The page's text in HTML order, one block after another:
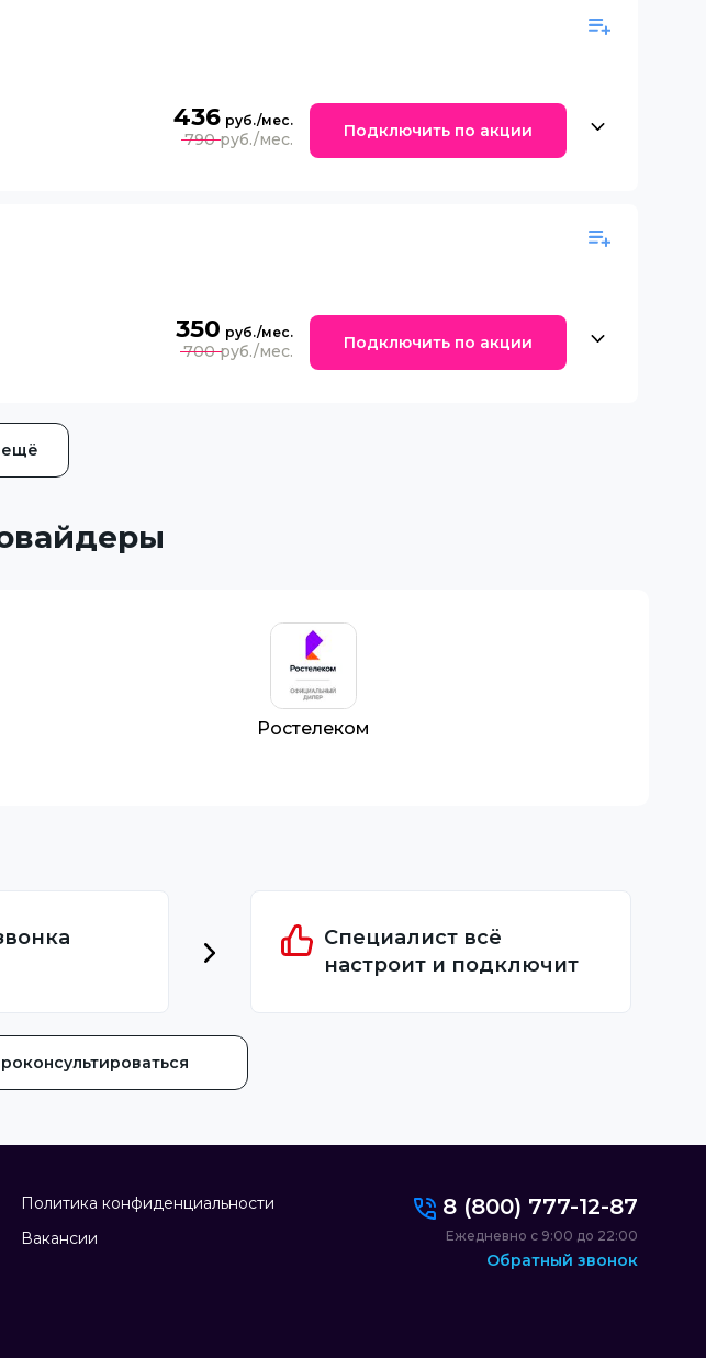
436
790 Подключить по акции
350
700 Подключить по акции
ещё
Ростелеком
Специалист всё
настроит и подключит
Политика конфиденциальности
Вакансии
8 (800) 777-12-87
Ежедневно с 9:00 до 22:00
Обратный звонок